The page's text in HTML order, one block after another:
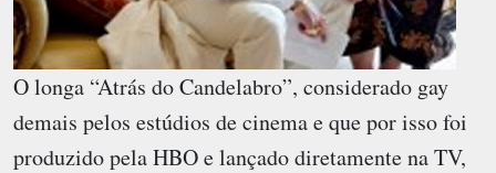
O longa “Atrás do Candelabro”, considerado gay
demais pelos estúdios de cinema e que por isso foi
produzido pela HBO e lançado diretamente na TV,